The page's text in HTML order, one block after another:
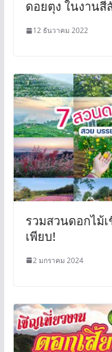
ดอยตุง ในงานสี
12 ธันวาคม 2022
รวมสวนดอกไม้
เพียบ!
2 มกราคม 2024